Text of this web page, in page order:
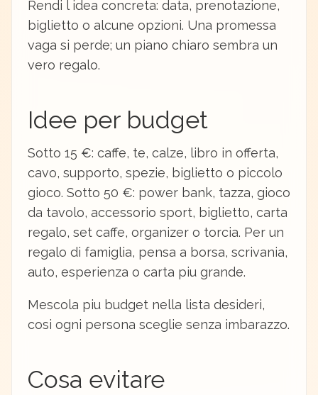
Rendi l idea concreta: data, prenotazione,
biglietto o alcune opzioni. Una promessa
vaga si perde; un piano chiaro sembra un
vero regalo.
Idee per budget
Sotto 15 €: caffe, te, calze, libro in offerta,
cavo, supporto, spezie, biglietto o piccolo
gioco. Sotto 50 €: power bank, tazza, gioco
da tavolo, accessorio sport, biglietto, carta
regalo, set caffe, organizer o torcia. Per un
regalo di famiglia, pensa a borsa, scrivania,
auto, esperienza o carta piu grande.
Mescola piu budget nella lista desideri,
cosi ogni persona sceglie senza imbarazzo.
Cosa evitare